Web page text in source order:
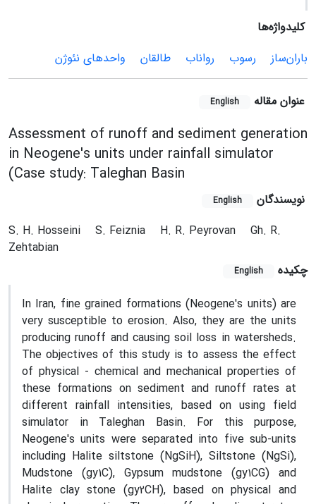
کلیدواژه‌ها
باران‌ساز
رسوب رواناب طالقان واحدهای نئوژن
عنوان مقاله English
Assessment of runoff and sediment generation
in Neogene's units under rainfall simulator
(Case study: Taleghan Basin
نویسندگان English
S. H. Hosseini S. Feiznia H. R. Peyrovan
Gh. R.
Zehtabian
چکیده
English
In Iran, fine grained formations (Neogene's units) are
very susceptible to erosion. Also, they are the units
producing runoff and causing soil loss in watersheds.
The objectives of this study is to assess the effect
of physical - chemical and mechanical properties of
these formations on sediment and runoff rates at
different rainfall intensities, based on using field
simulator in Taleghan Basin. For this purpose,
Neogene's units were separated into five sub-units
including Halite siltstone (NgSiH), Siltstone (NgSi),
Mudstone (gy1C), Gypsum mudstone (gy1CG) and
Halite clay stone (gy2CH), based on physical and